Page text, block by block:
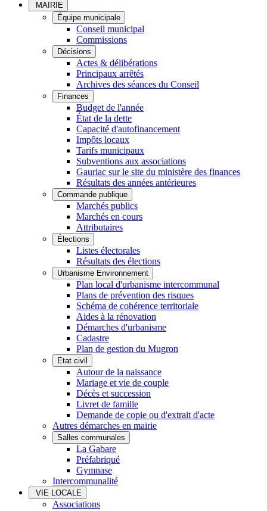
MAIRIE
Équipe municipale
Conseil municipal
Commissions
Décisions
Actes & délibérations
Principaux arrêtés
Archives des séances du Conseil
Finances
Budget de l'année
État de la dette
Capacité d'autofinancement
Impôts locaux
Tarifs municipaux
Subventions aux associations
Gauriac sur le site du ministère des finances
Résultats des années antérieures
Commande publique
Marchés publics
Marchés en cours
Attributaires
Élections
Listes électorales
Résultats des élections
Urbanisme Environnement
Plan local d'urbanisme intercommunal
Plans de prévention des risques
Schéma de cohérence territoriale
Aides à la rénovation
Démarches d'urbanisme
Cadastre
Plan de gestion du Mugron
Etat civil
Autour de la naissance
Mariage et vie de couple
Décès et succession
Livret de famille
Demande de copie ou d'extrait d'acte
Autres démarches en mairie
Salles communales
La Gabare
Préfabriqué
Gymnase
Intercommunalité
VIE LOCALE
Associations